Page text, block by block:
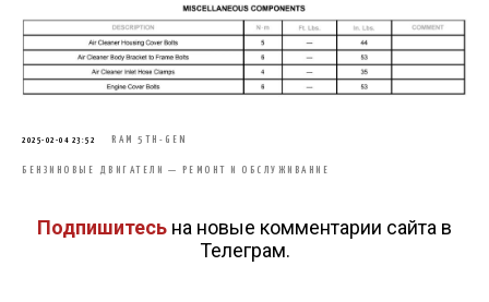
2025-02-04 23:52 RAM 5TH-GEN
БЕНЗИНОВЫЕ ДВИГАТЕЛИ — РЕМОНТ И ОБСЛУЖИВАНИЕ
Подпишитесь на новые комментарии сайта в
Телеграм.